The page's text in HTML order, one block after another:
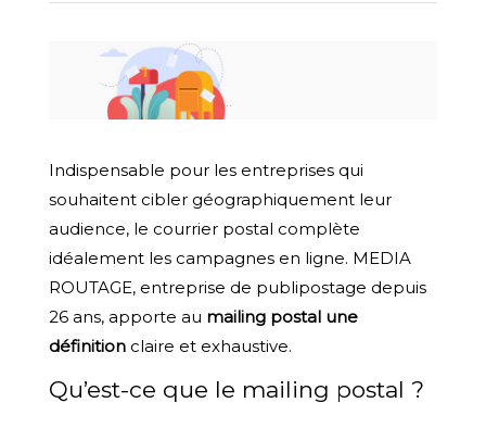
Indispensable pour les entreprises qui
souhaitent cibler géographiquement leur
audience, le courrier postal complète
idéalement les campagnes en ligne. MEDIA
ROUTAGE, entreprise de publipostage depuis
26 ans, apporte au mailing postal une
définitionclaire et exhaustive.
Qu’est-ce que le mailing postal ?